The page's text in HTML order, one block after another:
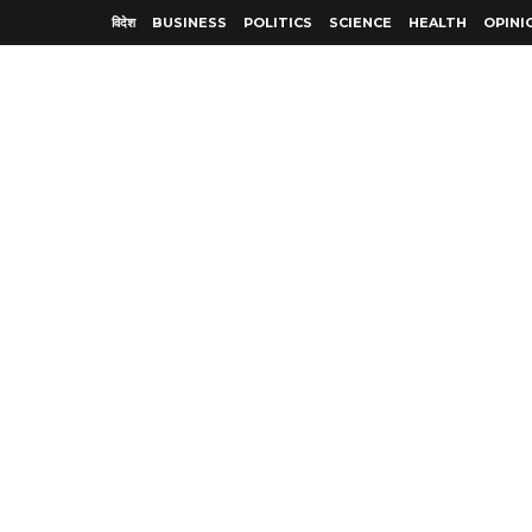
विदेश BUSINESS POLITICS SCIENCE HEALTH